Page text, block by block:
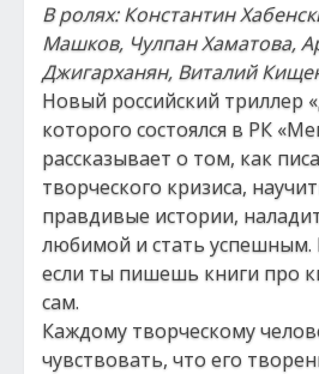
В ролях: Константин
Машков, Чулпан Хаматова,
Джигарханян, Виталий
Новый российский триллер
которого состоялся в РК
рассказывает о том, как
творческого кризиса,
правдивые истории,
любимой и стать успешным.
если ты пишешь книги про
сам.
Каждому творческому
чувствовать, что его